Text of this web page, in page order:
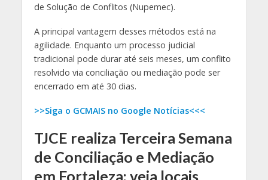
de Solução de Conflitos (Nupemec).
A principal vantagem desses métodos está na
agilidade. Enquanto um processo judicial
tradicional pode durar até seis meses, um conflito
resolvido via conciliação ou mediação pode ser
encerrado em até 30 dias.
>>Siga o GCMAIS no Google Notícias<<<
TJCE realiza Terceira Semana
de Conciliação e Mediação
em Fortaleza; veja locais